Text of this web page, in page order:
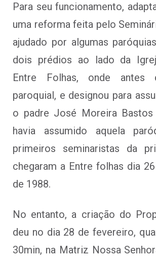
Para seu funcionamento,
uma reforma feita pelo
ajudado por algumas
dois prédios ao lado da
Entre Folhas, onde
paroquial, e designou para
o padre José Moreira
havia assumido aquela
primeiros seminaristas da
chegaram a Entre folhas dia
de 1988.
No entanto, a criação do
deu no dia 28 de fevereiro,
30min, na Matriz Nossa